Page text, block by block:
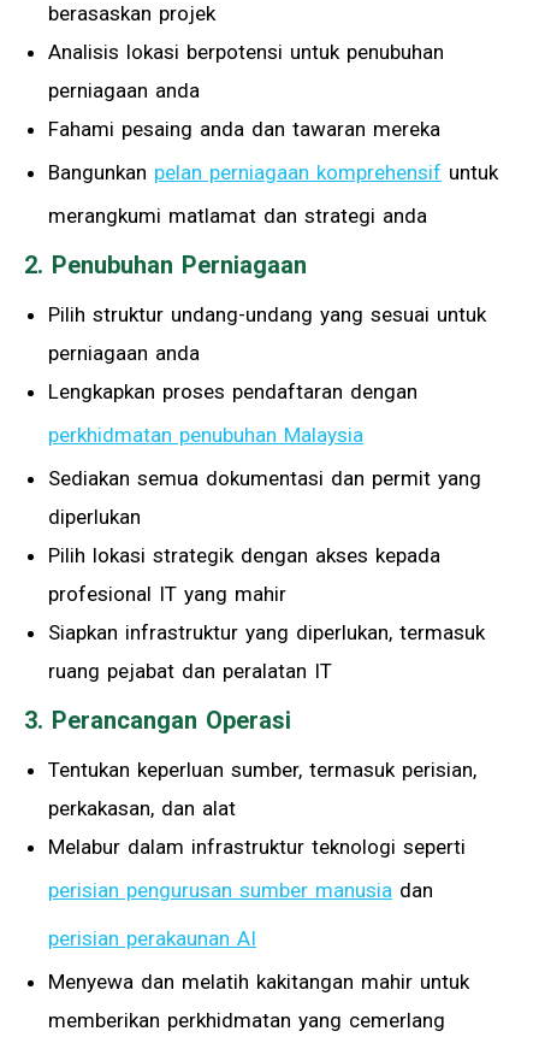
berasaskan projek
Analisis lokasi berpotensi untuk penubuhan
perniagaan anda
Fahami pesaing anda dan tawaran mereka
Bangunkan pelan perniagaan komprehensif untuk
merangkumi matlamat dan strategi anda
2. Penubuhan Perniagaan
Pilih struktur undang-undang yang sesuai untuk
perniagaan anda
Lengkapkan proses pendaftaran dengan
perkhidmatan penubuhan Malaysia
Sediakan semua dokumentasi dan permit yang
diperlukan
Pilih lokasi strategik dengan akses kepada
profesional IT yang mahir
Siapkan infrastruktur yang diperlukan, termasuk
ruang pejabat dan peralatan IT
3. Perancangan Operasi
Tentukan keperluan sumber, termasuk perisian,
perkakasan, dan alat
Melabur dalam infrastruktur teknologi seperti
perisian pengurusan sumber manusia dan
perisian perakaunan AI
Menyewa dan melatih kakitangan mahir untuk
memberikan perkhidmatan yang cemerlang